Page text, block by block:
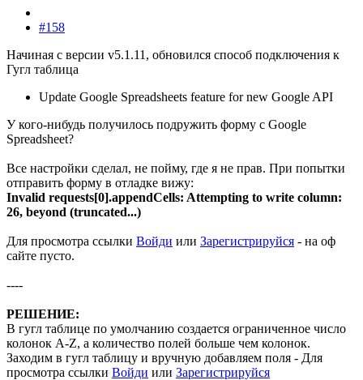
#158
Начиная с версии v5.1.11, обновился способ подключения к
Гугл таблица
Update Google Spreadsheets feature for new Google API
У кого-нибудь получилось подружить форму с Google
Spreadsheet?
Все настройки сделал, не пойму, где я не прав. При попытки
отправить форму в отладке вижу:
Invalid requests[0].appendCells: Attempting to write column:
26, beyond (truncated...)
Для просмотра ссылки Войди или Зарегистрируйся - на оф
сайте пусто.
----
РЕШЕНИЕ:
В гугл таблице по умолчанию создается ограниченное число
колонок A-Z, а количество полей больше чем колонок.
Заходим в гугл таблицу и вручную добавляем поля - Для
просмотра ссылки Войди или Зарегистрируйся